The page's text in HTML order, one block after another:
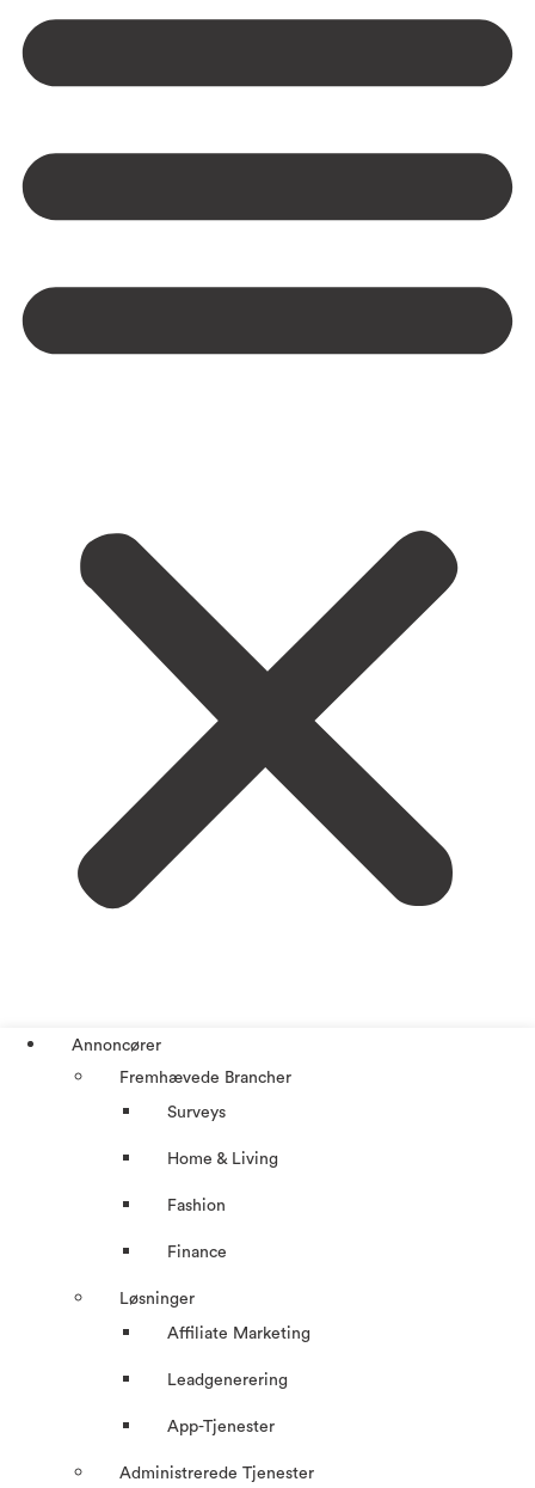
Annoncører
Fremhævede Brancher
Surveys
Home & Living
Fashion
Finance
Løsninger
Affiliate Marketing
Leadgenerering
App-Tjenester
Administrerede Tjenester